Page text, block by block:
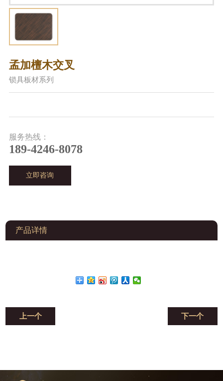
孟加檀木交叉
锁具板材系列
服务热线：
189-4246-8078
立即咨询
产品详情
上一个 下一个